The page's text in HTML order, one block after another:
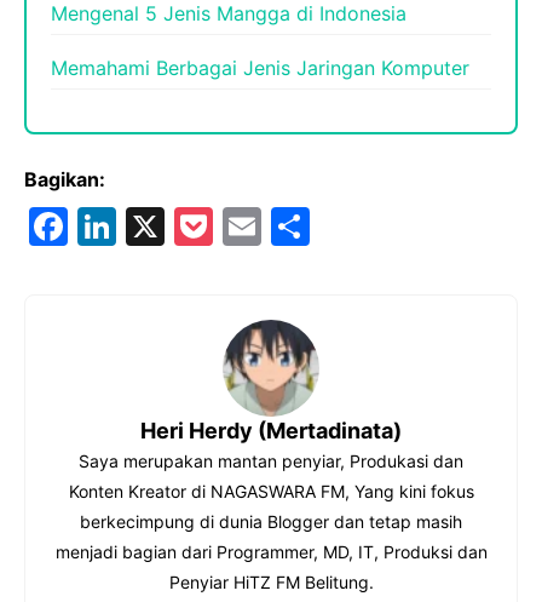
Mengenal 5 Jenis Mangga di Indonesia
Memahami Berbagai Jenis Jaringan Komputer
Bagikan:
F
o
k
Li X
P
k
et
E
l
e
Heri Herdy (Mertadinata)
Saya merupakan mantan penyiar, Produkasi dan
Konten Kreator di NAGASWARA FM, Yang kini fokus
berkecimpung di dunia Blogger dan tetap masih
menjadi bagian dari Programmer, MD, IT, Produksi dan
Penyiar HiTZ FM Belitung.